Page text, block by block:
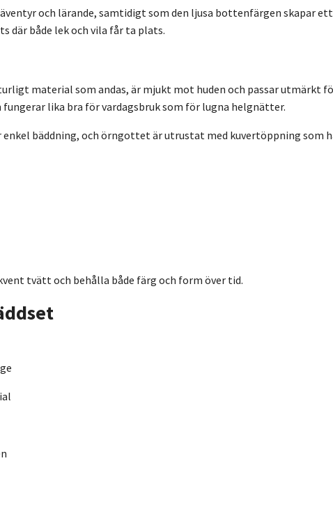
och lärande, samtidigt som den ljusa bottenfärgen skapar
där både lek och vila får ta plats.
material som andas, är mjukt mot huden och passar utmärkt
lika bra för vardagsbruk som för lugna helgnätter.
bäddning, och örngottet är utrustat med kuvertöppning som
tvätt och behålla både färg och form över tid.